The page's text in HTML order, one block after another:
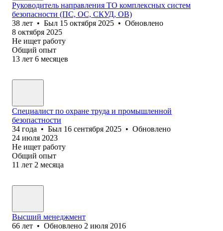
Руководитель направления ТО комплексных систем
безопасности (ПС, ОС, СКУД, ОВ)
38 лет • Был 15 октября 2025 • Обновлено
8 октября 2025
Не ищет работу
Общий опыт
13 лет 6 месяцев
Специалист по охране труда и промышленной
безопастности
34 года • Был 16 сентября 2025 • Обновлено
24 июля 2023
Не ищет работу
Общий опыт
11 лет 2 месяца
Высший менеджмент
66 лет • Обновлено 2 июля 2016